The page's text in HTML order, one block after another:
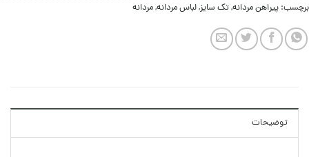
برچسب: پیراهن مردانه,تک سایز,لباس مردانه,مردانه
توضیحات